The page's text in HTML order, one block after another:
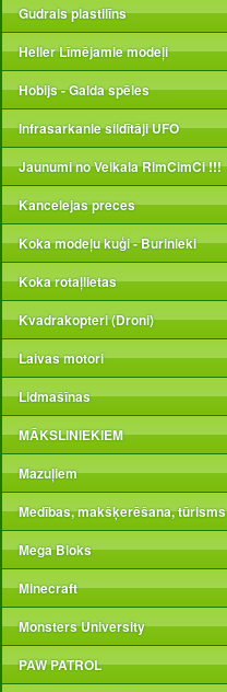
Gudrais plastilīns
Heller Līmējamie modeļi
Hobijs - Galda spēles
Infrasarkanie sildītāji UFO
Jaunumi no Veikala RimCimCi !!!
Kancelejas preces
Koka modeļu kuģi - Burinieki
Koka rotaļlietas
Kvadrakopteri (Droni)
Laivas motori
Lidmašīnas
MĀKSLINIEKIEM
Mazuļiem
Medības, makšķerēšana, tūrisms
Mega Bloks
Minecraft
Monsters University
PAW PATROL